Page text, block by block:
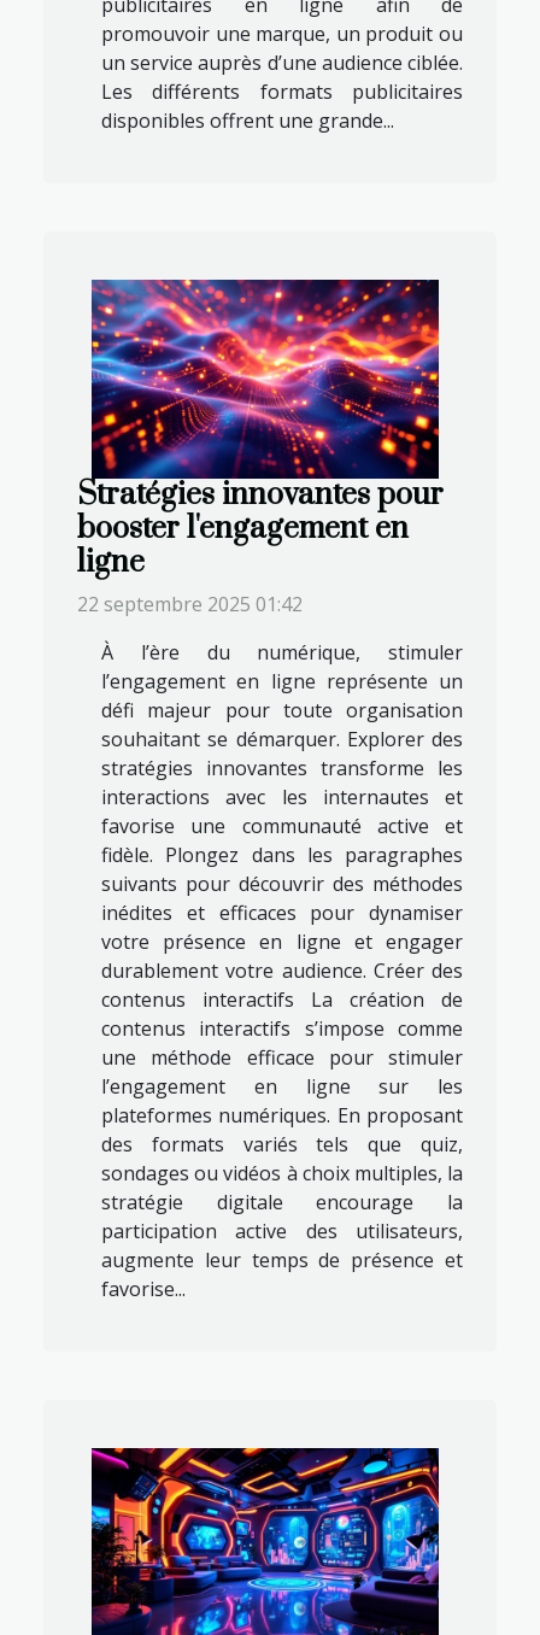
publicitaires en ligne afin de
promouvoir une marque, un produit ou
un service auprès d’une audience ciblée.
Les différents formats publicitaires
disponibles offrent une grande...
Stratégies innovantes pour
booster l'engagement en
ligne
22 septembre 2025 01:42
À l’ère du numérique, stimuler
l’engagement en ligne représente un
défi majeur pour toute organisation
souhaitant se démarquer. Explorer des
stratégies innovantes transforme les
interactions avec les internautes et
favorise une communauté active et
fidèle. Plongez dans les paragraphes
suivants pour découvrir des méthodes
inédites et efficaces pour dynamiser
votre présence en ligne et engager
durablement votre audience. Créer des
contenus interactifs La création de
contenus interactifs s’impose comme
une méthode efficace pour stimuler
l’engagement en ligne sur les
plateformes numériques. En proposant
des formats variés tels que quiz,
sondages ou vidéos à choix multiples, la
stratégie digitale encourage la
participation active des utilisateurs,
augmente leur temps de présence et
favorise...